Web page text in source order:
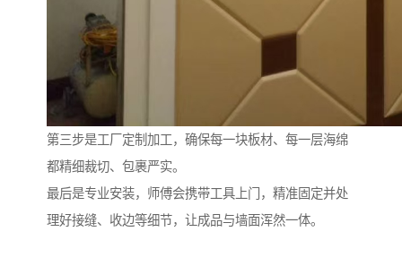
第三步是工厂定制加工，确保每一块板材、每一层海绵
都精细裁切、包裹严实。
最后是专业安装，师傅会携带工具上门，精准固定并处
理好接缝、收边等细节，让成品与墙面浑然一体。